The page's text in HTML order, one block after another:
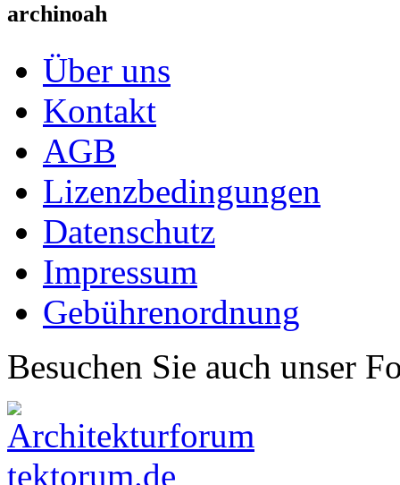
archinoah
Über uns
Kontakt
AGB
Lizenzbedingungen
Datenschutz
Impressum
Gebührenordnung
Besuchen Sie auch unser